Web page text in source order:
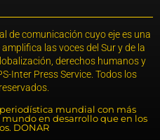
de comunicación cuyo eje es una
las voces del Sur y de la
derechos humanos y
Inter Press Service. Todos los
mundial con más
mundo en desarrollo que en los
DONAR